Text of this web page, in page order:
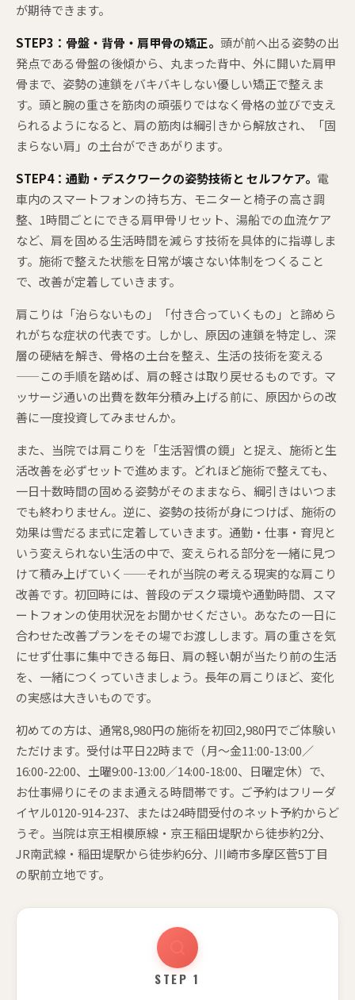
が期待できます。
STEP3：骨盤・背骨・肩甲骨の矯正。 頭が前へ出る姿勢の出
発点である骨盤の後傾から、丸まった背中、外に開いた肩甲
骨まで、姿勢の連鎖をバキバキしない優しい矯正で整えま
す。頭と腕の重さを筋肉の頑張りではなく骨格の並びで支え
られるようになると、肩の筋肉は綱引きから解放され、「固
まらない肩」の土台ができあがります。
STEP4：通勤・デスクワークの姿勢技術と セルフケア。 電
車内のスマートフォンの持ち方、モニターと椅子の高さ調
整、1時間ごとにできる肩甲骨リセット、湯船での血流ケア
など、肩を固める生活時間を減らす技術を具体的に指導しま
す。施術で整えた状態を日常が壊さない体制をつくること
で、改善が定着していきます。
肩こりは「治らないもの」「付き合っていくもの」と諦めら
れがちな症状の代表です。しかし、原因の連鎖を特定し、深
層の硬結を解き、骨格の土台を整え、生活の技術を変える
——この手順を踏めば、肩の軽さは取り戻せるものです。マ
ッサージ通いの出費を数年分積み上げる前に、原因からの改
善に一度投資してみませんか。
また、当院では肩こりを「生活習慣の鏡」と捉え、施術と生
活改善を必ずセットで進めます。どれほど施術で整えても、
一日十数時間の固める姿勢がそのままなら、綱引きはいつま
でも終わりません。逆に、姿勢の技術が身につけば、施術の
効果は雪だるま式に定着していきます。通勤・仕事・育児と
いう変えられない生活の中で、変えられる部分を一緒に見つ
けて積み上げていく——それが当院の考える現実的な肩こり
改善です。初回時には、普段のデスク環境や通勤時間、スマ
ートフォンの使用状況をお聞かせください。あなたの一日に
合わせた改善プランをその場でお渡しします。肩の重さを気
にせず仕事に集中できる毎日、肩の軽い朝が当たり前の生活
を、一緒につくっていきましょう。長年の肩こりほど、変化
の実感は大きいものです。
初めての方は、通常8,980円の施術を初回2,980円でご体験い
ただけます。受付は平日22時まで（月〜金11:00-13:00／
16:00-22:00、土曜9:00-13:00／14:00-18:00、日曜定休）で、
お仕事帰りにそのまま通える時間帯です。ご予約はフリーダ
イヤル0120-914-237、または24時間受付のネット予約からど
うぞ。当院は京王相模原線・京王稲田堤駅から徒歩約2分、
JR南武線・稲田堤駅から徒歩約6分、川崎市多摩区菅5丁目
の駅前立地です。
STEP 1